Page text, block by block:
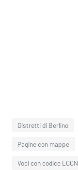
Distretti di Berlino
Pagine con mappe
Voci con codice LCCN